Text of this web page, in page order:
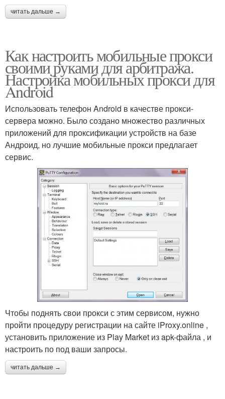
читать дальше →
Как настроить мобильные прокси
своими руками для арбитража.
Настройка мобильных прокси для
Android
Использовать телефон Android в качестве прокси-
сервера можно. Было создано множество различных
приложений для проксификации устройств на базе
Андроид, но лучшие мобильные прокси предлагает
сервис.
Чтобы поднять свои прокси с этим сервисом, нужно
пройти процедуру регистрации на сайте iProxy.online ,
установить приложение из Play Market из apk-файла , и
настроить по под ваши запросы.
читать дальше →